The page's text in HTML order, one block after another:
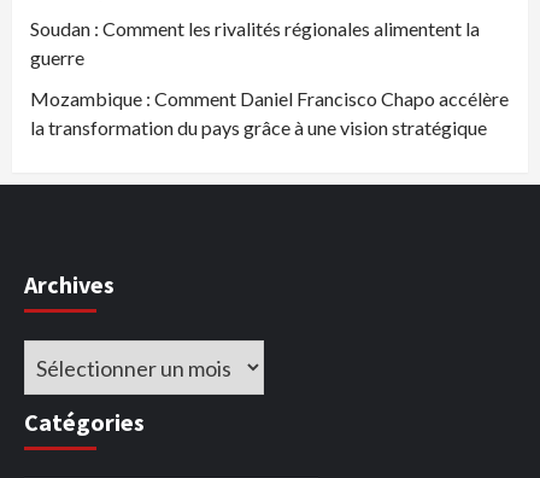
Soudan : Comment les rivalités régionales alimentent la
guerre
Mozambique : Comment Daniel Francisco Chapo accélère
la transformation du pays grâce à une vision stratégique
Archives
Archives
Catégories